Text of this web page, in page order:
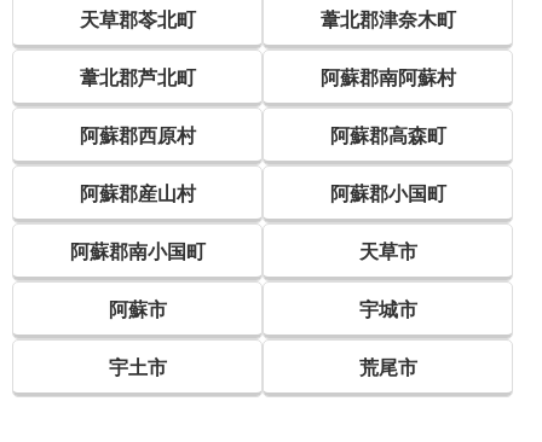
天草郡苓北町 葦北郡津奈木町
葦北郡芦北町 阿蘇郡南阿蘇村
阿蘇郡西原村 阿蘇郡高森町
阿蘇郡産山村 阿蘇郡小国町
阿蘇郡南小国町 天草市
阿蘇市 宇城市
宇土市 荒尾市